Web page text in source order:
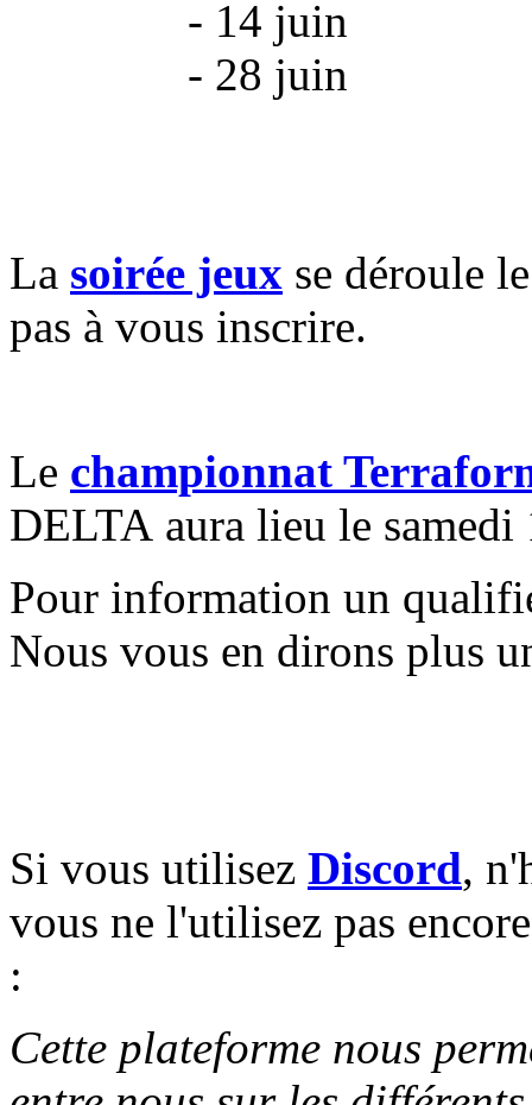
- 14 juin
- 28 juin
La soirée jeux se déroule
pas à vous inscrire.
Le championnat
DELTA aura lieu le samedi
Pour information un
Nous vous en dirons plus
Si vous utilisez Discord,
vous ne l'utilisez pas
:
Cette plateforme nous